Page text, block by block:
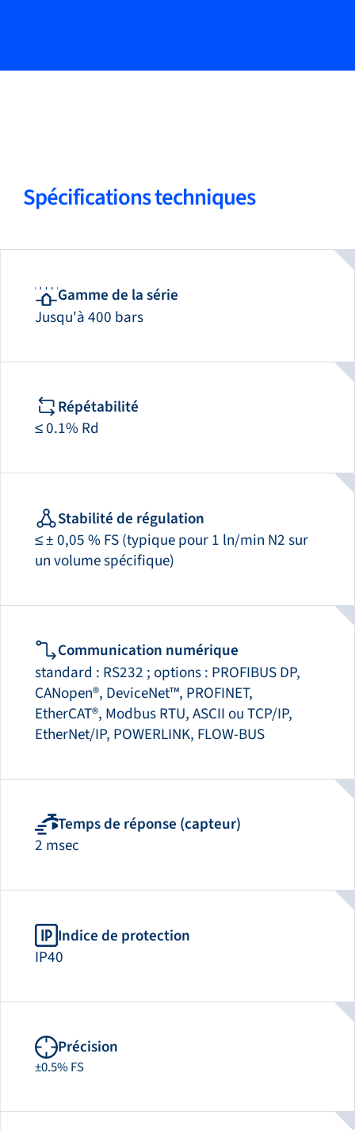
Spécifications techniques
Gamme de la série
Jusqu'à 400 bars
Répétabilité
≤ 0.1% Rd
Stabilité de régulation
≤ ± 0,05 % FS (typique pour 1 ln/min N2 sur
un volume spécifique)
Communication numérique
standard : RS232 ; options : PROFIBUS DP,
CANopen®, DeviceNet™, PROFINET,
EtherCAT®, Modbus RTU, ASCII ou TCP/IP,
EtherNet/IP, POWERLINK, FLOW-BUS
Temps de réponse (capteur)
2 msec
Indice de protection
IP40
Précision
±0.5% FS